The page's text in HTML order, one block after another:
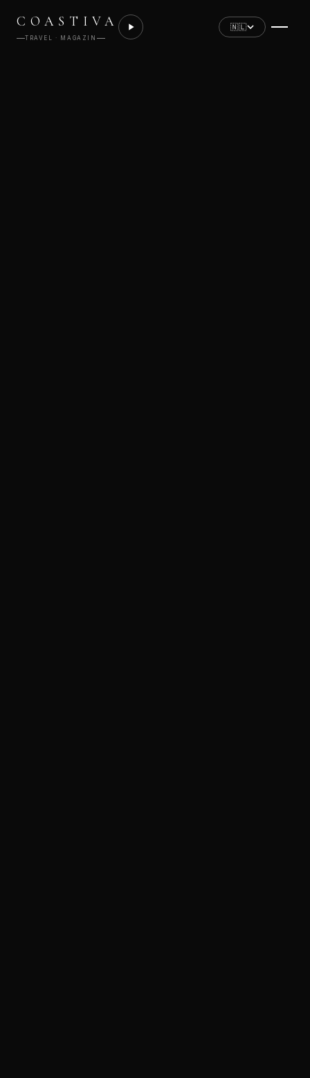
COASTIVA
TRAVEL · MAGAZIN
🇳🇱